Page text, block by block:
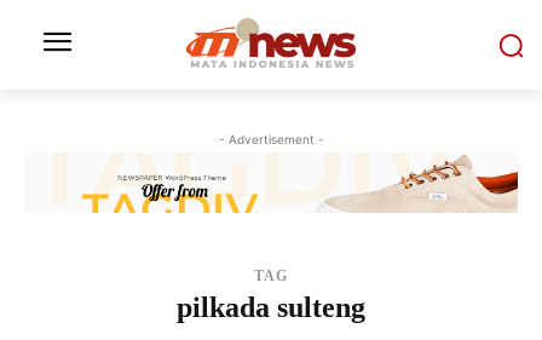
- Advertisement -
TAG
pilkada sulteng